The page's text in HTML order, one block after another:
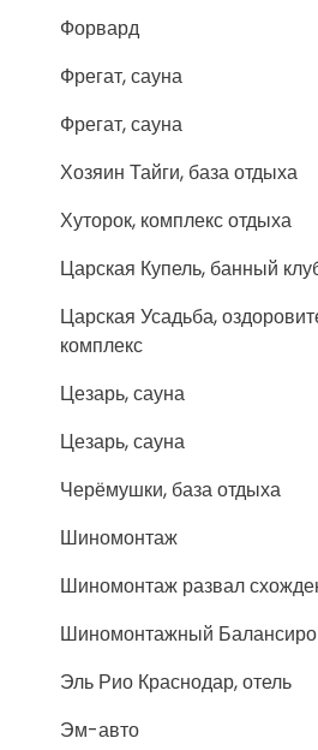
Форвард
Фрегат, сауна
Фрегат, сауна
Хозяин Тайги, база отдыха
Хуторок, комплекс отдыха
Царская Купель, банный
Царская Усадьба,
комплекс
Цезарь, сауна
Цезарь, сауна
Черёмушки, база отдыха
Шиномонтаж
Шиномонтаж развал
Шиномонтажный
Эль Рио Краснодар, отель
Эм-авто